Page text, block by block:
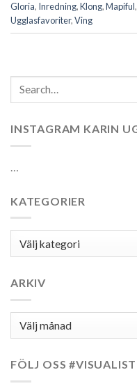
Gloria, Inredning,Klong,Mapiful,
Ugglasfavoriter,Ving
INSTAGRAM KARIN
KATEGORIER
KATEGORIER
ARKIV
Arkiv
FÖLJ OSS